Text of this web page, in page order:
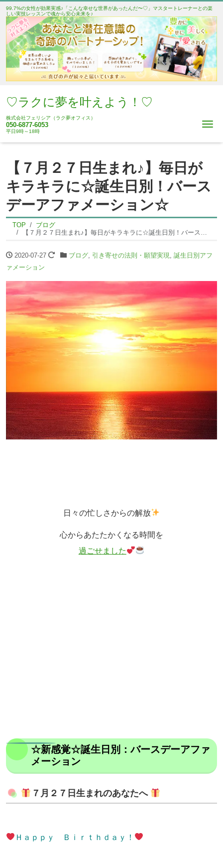
99.7%の女性が効果実感♪「こんな幸せな世界があったんだ〜♡」マスタートレーナーとの楽
しい実技レッスンで魂から安心未来を♪
♡ラクに夢を叶えよう！♡
株式会社フェリシア（ラク夢オフィス）
050-6877-6053
平日9時～18時
【７月２７日生まれ♪】毎日が
キラキラに☆誕生日別！バース
デーアファメーション☆
TOP
ブログ
【７月２７日生まれ♪】毎日がキラキラに☆誕生日別！バースデーアファメーション☆
2020-07-27 ブログ, 引き寄せの法則・願望実現
誕生日別アフ
ァメーション
日々の忙しさからの解放
心からあたたかくなる時間を
過ごせました
☆新感覚☆誕生日別：バースデーアファ
メーション
７月２７日生まれのあなたへ
Ｈａｐｐｙ Ｂｉｒｔｈｄａｙ！